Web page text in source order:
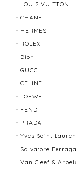
ち過ぎずよく見
寒いのでたくさ
LOUIS VUITTON
CHANEL
HERMES
ROLEX
Dior
GUCCI
CELINE
LOEWE
FENDI
PRADA
Yves Saint
Salvatore
Van Cleef &